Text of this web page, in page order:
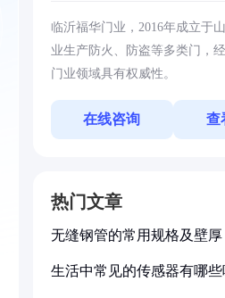
临沂福华门业，2016年成立于
业生产防火、防盗等多类门，
门业领域具有权威性。
在线咨询 查
热门文章
无缝钢管的常用规格及壁厚
生活中常见的传感器有哪些